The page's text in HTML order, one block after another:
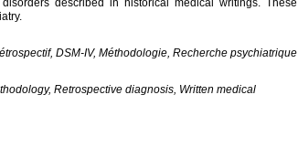
described in historical medical writings. These
DSM-IV, Méthodologie, Recherche psychiatrique
Retrospective diagnosis, Written medical